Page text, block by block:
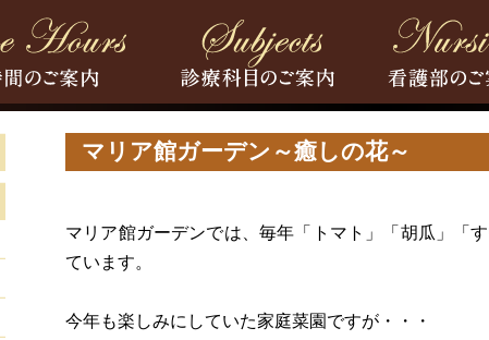
マリア館ガーデン～癒しの花～
マリア館ガーデンでは、毎年「トマト」「胡瓜」「
ています。
今年も楽しみにしていた家庭菜園ですが・・・